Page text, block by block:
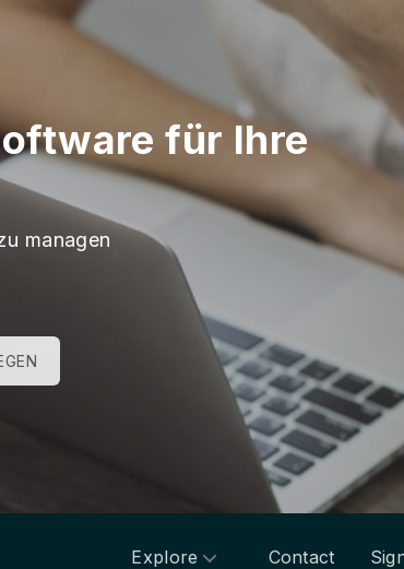
für Ihre
managen
Explore Contact